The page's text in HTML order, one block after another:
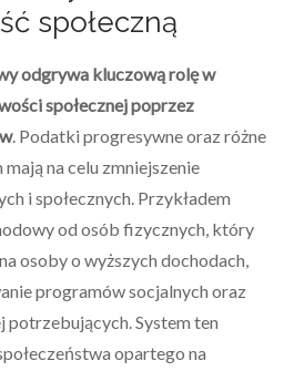
społeczną
odgrywa kluczową rolę w
społecznej poprzez
. Podatki progresywne oraz różne
na celu zmniejszenie
i społecznych. Przykładem
od osób fizycznych, który
osoby o wyższych dochodach,
programów socjalnych oraz
potrzebujących. System ten
opartego na